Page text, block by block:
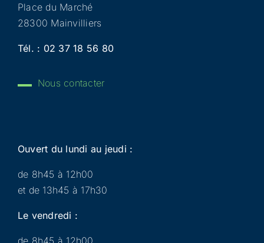
Place du Marché
28300 Mainvilliers
Tél. : 02 37 18 56 80
Nous contacter
Ouvert du lundi au jeudi :
de 8h45 à 12h00
et de 13h45 à 17h30
Le vendredi :
de 8h45 à 12h00